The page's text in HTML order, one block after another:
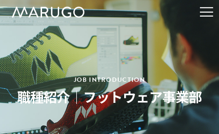
TOKYO
MARUGO Wellness
（足袋シューズ専門）
JOB INTRODUCTION
職種紹介｜フットウェア事業部